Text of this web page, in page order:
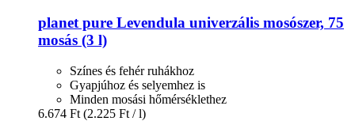
planet pure Levendula univerzális mosószer, 75
mosás (3 l)
Színes és fehér ruhákhoz
Gyapjúhoz és selyemhez is
Minden mosási hőmérséklethez
6.674 Ft (2.225 Ft / l)